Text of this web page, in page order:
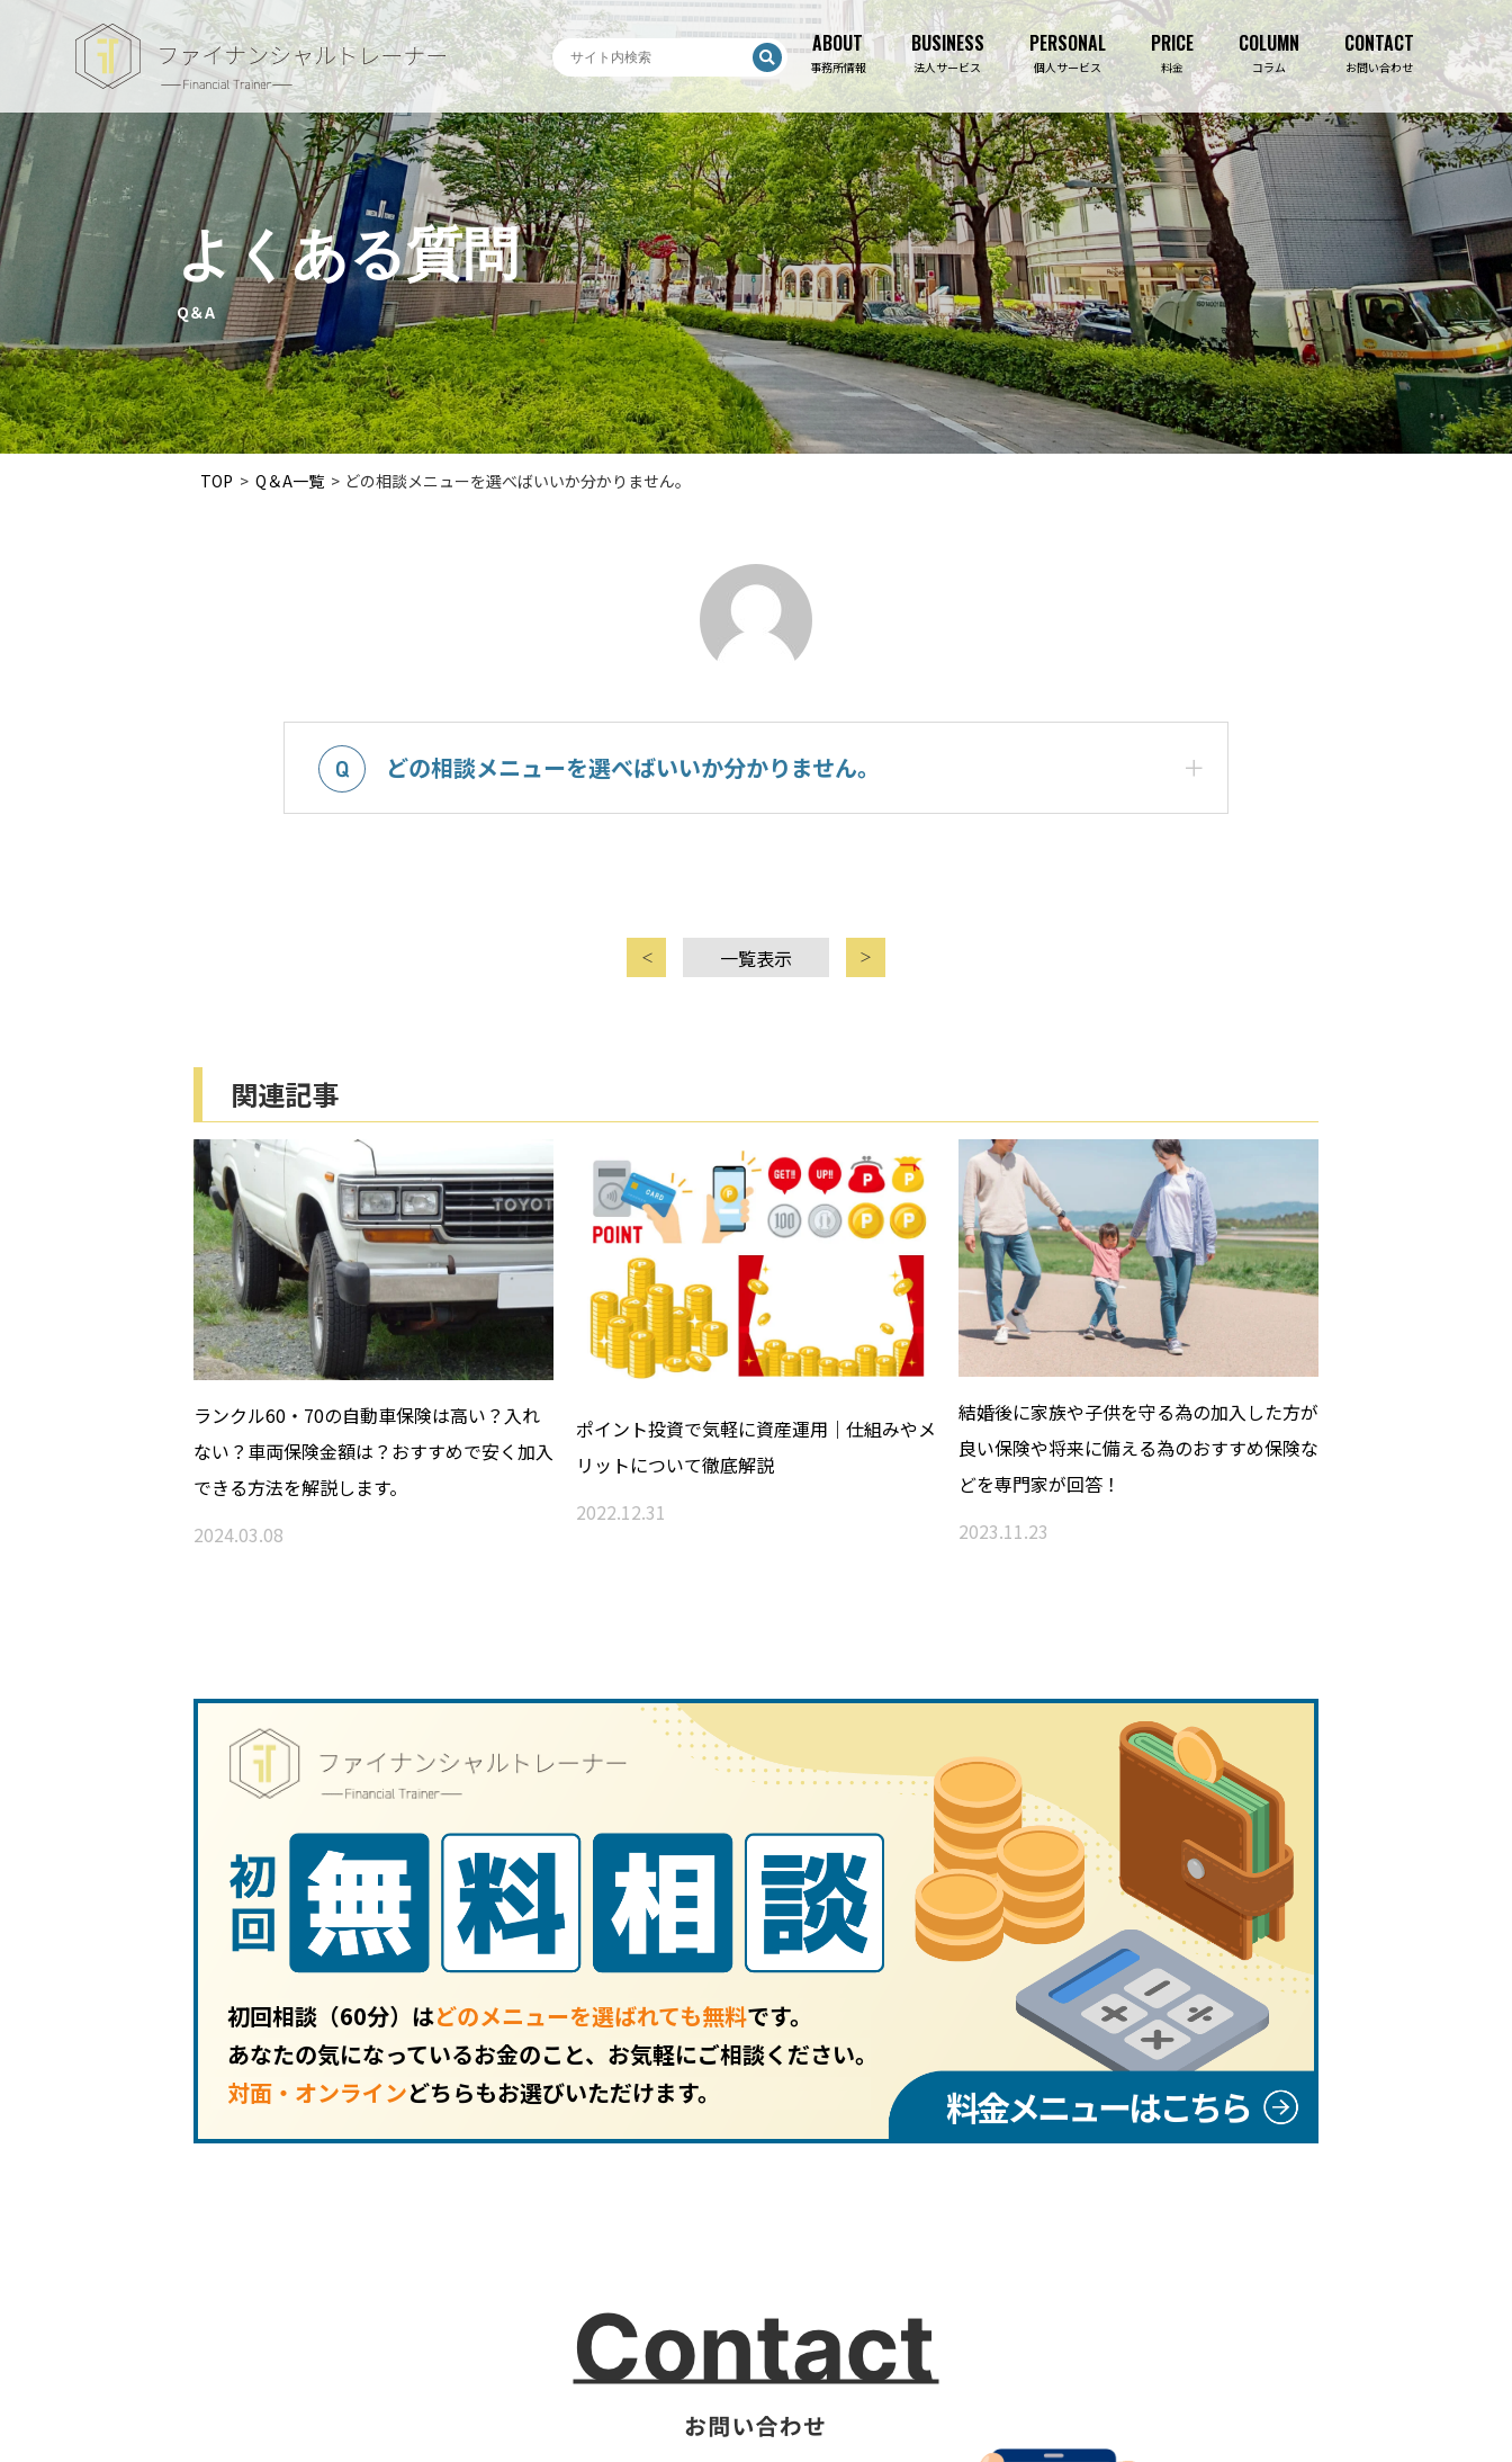
ABOUT
ABOUT
事務所情報
吉祥寺事務所
BUSINESS
BUSINESS
法人サービス
事業保障コンサルティング
決算・資金繰り対策
法人保険コンサルティング
損害保険
福利厚生導入コンサルティング
補助金・助成金サポート
PERSONAL
PERSONAL
個人サービス
ライフプランニング診断
生命保険相談
住宅購入相談
資産形成相談
介護施設紹介
セミナー・研修
PRICE
PRICE
料金
COLUMN
COLUMN
コラム
CONTACT
CONTACT
お問い合わせ
よくある質問
Q＆A
TOP > Q＆A一覧 > どの相談メニューを選べばいいか分かりません。
どの相談メニューを選べばいいか分かりません。
一覧表示
関連記事
ランクル60・70の自動車保険は高い？入れ
ない？車両保険金額は？おすすめで安く加入
できる方法を解説します。
2024.03.08
ポイント投資で気軽に資産運用｜仕組みやメ
リットについて徹底解説
2022.12.31
結婚後に家族や子供を守る為の加入した方が
良い保険や将来に備える為のおすすめ保険な
どを専門家が回答！
2023.11.23
初回相談（60分）はどのメニューを選ばれても無料です。
あなたの気になっているお金のこと、お気軽にご相談ください。
対面・オンラインどちらもお選びいただけます。 料金メニューはこちら